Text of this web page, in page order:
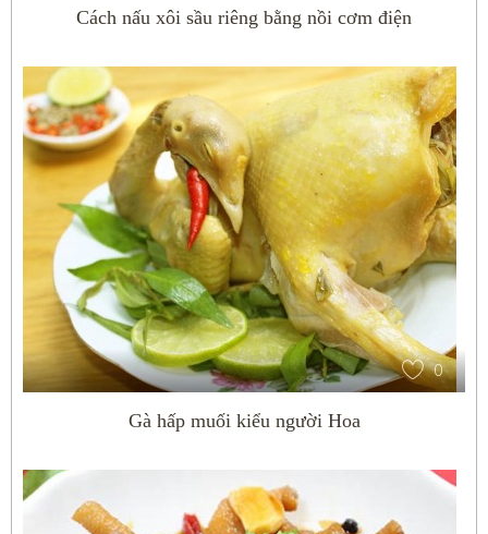
Cách nấu xôi sầu riêng bằng nồi cơm điện
0
Gà hấp muối kiểu người Hoa